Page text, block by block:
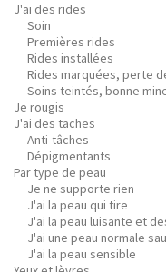
J'ai des rides
Soin
Premières rides
Rides installées
Rides marquées, perte
Soins teintés, bonne
Je rougis
J'ai des taches
Anti-tâches
Dépigmentants
Par type de peau
Je ne supporte rien
J'ai la peau qui tire
J'ai la peau luisante et
J'ai une peau normale
J'ai la peau sensible